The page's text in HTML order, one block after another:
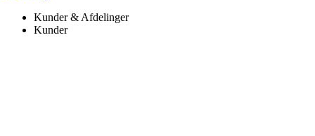
Kunder & Afdelinger
Kunder